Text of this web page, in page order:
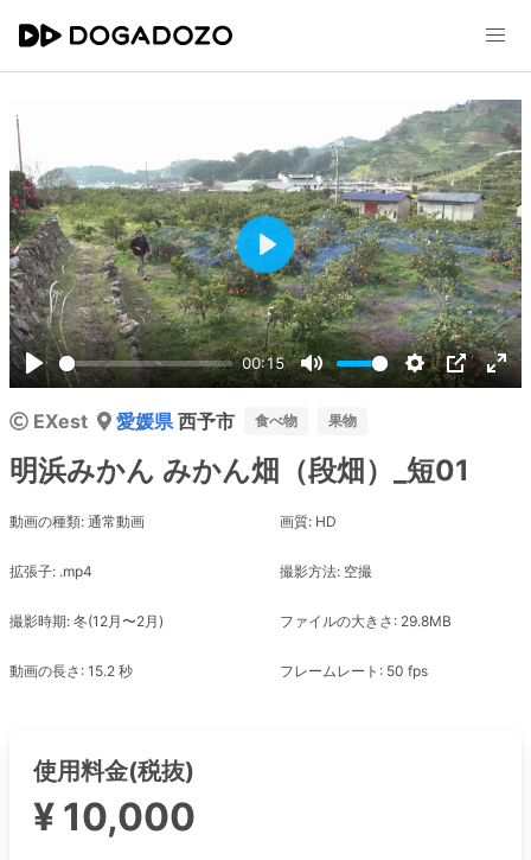
Play
00:15
Mute Settings
PIP
Play
EXest 愛媛県西予市 食べ物 果物
明浜みかん みかん畑（段畑）_短01
動画の種類: 通常動画 画質: HD
拡張子: .mp4 撮影方法: 空撮
撮影時期: 冬(12月〜2月) ファイルの大きさ: 29.8MB
動画の長さ: 15.2 秒 フレームレート: 50 fps
使用料金(税抜)
¥ 10,000